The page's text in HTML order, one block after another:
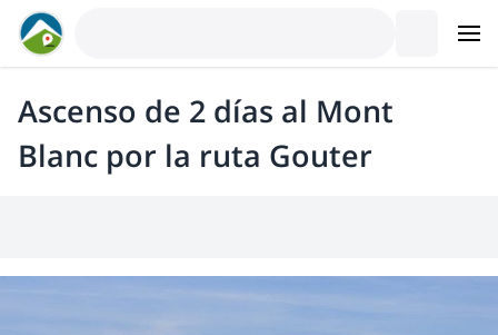
Ascenso de 2 días al Mont
Blanc por la ruta Gouter